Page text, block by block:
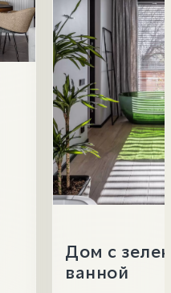
Дом с
ванной